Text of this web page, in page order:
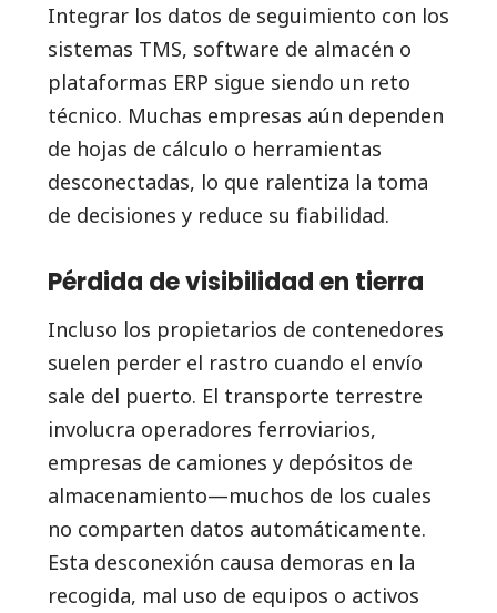
Integrar los datos de seguimiento con los
sistemas TMS, software de almacén o
plataformas ERP sigue siendo un reto
técnico. Muchas empresas aún dependen
de hojas de cálculo o herramientas
desconectadas, lo que ralentiza la toma
de decisiones y reduce su fiabilidad.
Pérdida de visibilidad en tierra
Incluso los propietarios de contenedores
suelen perder el rastro cuando el envío
sale del puerto. El transporte terrestre
involucra operadores ferroviarios,
empresas de camiones y depósitos de
almacenamiento—muchos de los cuales
no comparten datos automáticamente.
Esta desconexión causa demoras en la
recogida, mal uso de equipos o activos